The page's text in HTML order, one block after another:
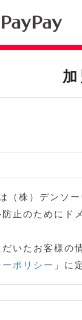
（株）デンソー
止のためにド
いたお客様の
ポリシー 」に